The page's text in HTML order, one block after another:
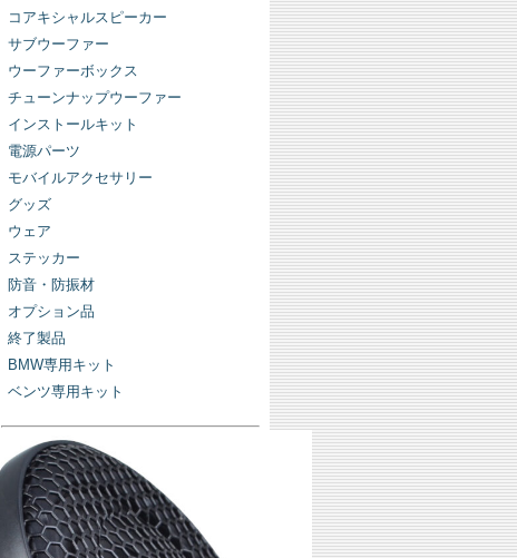
コアキシャルスピーカー
サブウーファー
ウーファーボックス
チューンナップウーファー
インストールキット
電源パーツ
モバイルアクセサリー
グッズ
ウェア
ステッカー
防音・防振材
オプション品
終了製品
BMW専用キット
ベンツ専用キット
製品検索
↓キーワード
[AND検索 +][OR検索 SPACE]
↓フィルター